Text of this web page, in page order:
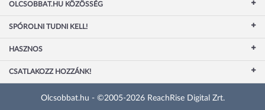
OLCSOBBAT.HU KÖZÖSSÉG
SPÓROLNI TUDNI KELL!
HASZNOS
CSATLAKOZZ HOZZÁNK!
Olcsobbat.hu - ©2005-2026 ReachRise Digital Zrt.